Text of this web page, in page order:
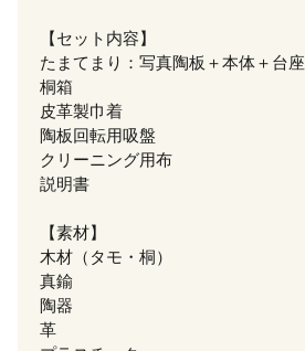
【セット内容】
たまてまり：写真陶板＋本体＋台座
桐箱
皮革製巾着
陶板回転用吸盤
クリーニング用布
説明書
【素材】
木材（タモ・桐）
真鍮
陶器
革